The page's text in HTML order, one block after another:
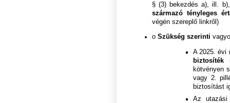
§ (3) bekezdés a), ill.
származó tényleges
végén szereplő linkről)
o Szükség szerinti
A 2025. évi
biztosíték
kötvényen
vagy 2.
biztosítást
Az